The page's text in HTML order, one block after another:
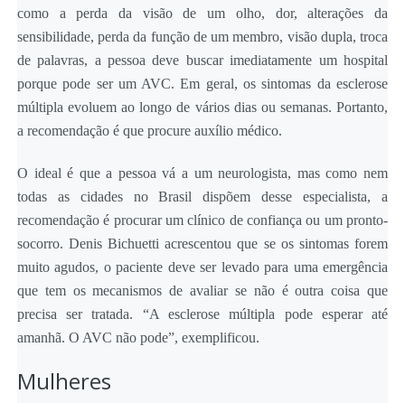
como a perda da visão de um olho, dor, alterações da
sensibilidade, perda da função de um membro, visão dupla, troca
de palavras, a pessoa deve buscar imediatamente um hospital
porque pode ser um AVC. Em geral, os sintomas da esclerose
múltipla evoluem ao longo de vários dias ou semanas. Portanto,
a recomendação é que procure auxílio médico.
O ideal é que a pessoa vá a um neurologista, mas como nem
todas as cidades no Brasil dispõem desse especialista, a
recomendação é procurar um clínico de confiança ou um pronto-
socorro. Denis Bichuetti acrescentou que se os sintomas forem
muito agudos, o paciente deve ser levado para uma emergência
que tem os mecanismos de avaliar se não é outra coisa que
precisa ser tratada. “A esclerose múltipla pode esperar até
amanhã. O AVC não pode”, exemplificou.
Mulheres